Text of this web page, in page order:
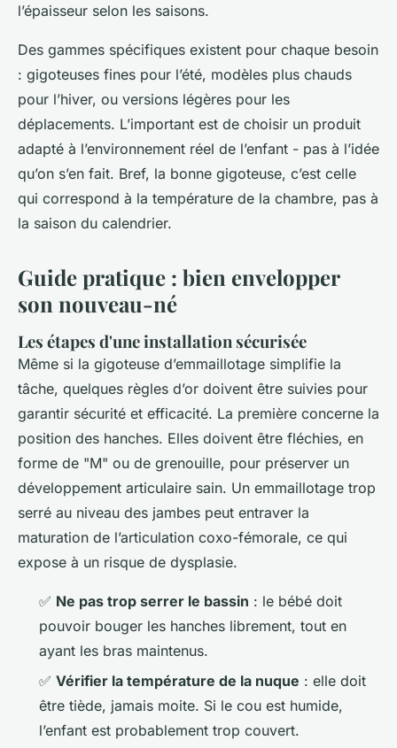
l’épaisseur selon les saisons.
Des gammes spécifiques existent pour chaque besoin
: gigoteuses fines pour l’été, modèles plus chauds
pour l’hiver, ou versions légères pour les
déplacements. L’important est de choisir un produit
adapté à l’environnement réel de l’enfant - pas à l’idée
qu’on s’en fait. Bref, la bonne gigoteuse, c’est celle
qui correspond à la température de la chambre, pas à
la saison du calendrier.
Guide pratique : bien envelopper
son nouveau-né
Les étapes d'une installation sécurisée
Même si la gigoteuse d’emmaillotage simplifie la
tâche, quelques règles d’or doivent être suivies pour
garantir sécurité et efficacité. La première concerne la
position des hanches. Elles doivent être fléchies, en
forme de "M" ou de grenouille, pour préserver un
développement articulaire sain. Un emmaillotage trop
serré au niveau des jambes peut entraver la
maturation de l’articulation coxo-fémorale, ce qui
expose à un risque de dysplasie.
✅ Ne pas trop serrer le bassin : le bébé doit
pouvoir bouger les hanches librement, tout en
ayant les bras maintenus.
✅ Vérifier la température de la nuque : elle doit
être tiède, jamais moite. Si le cou est humide,
l’enfant est probablement trop couvert.